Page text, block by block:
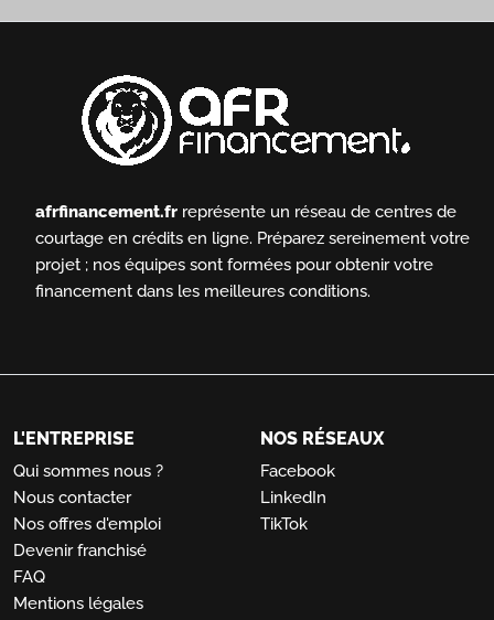
afrfinancement.fr représente un réseau de centres de
courtage en crédits en ligne. Préparez sereinement votre
projet ; nos équipes sont formées pour obtenir votre
financement dans les meilleures conditions.
L'ENTREPRISE
Qui sommes nous ?
Nous contacter
Nos offres d'emploi
Devenir franchisé
FAQ
Mentions légales
NOS RÉSEAUX
Facebook
LinkedIn
TikTok